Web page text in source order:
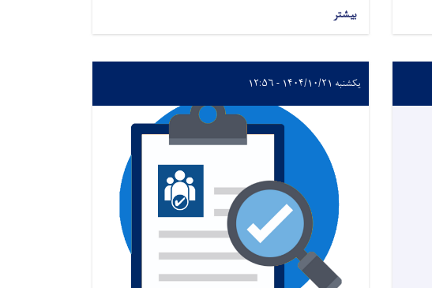
بیشتر
یکشنبه ۱۴۰۴/۱۰/۲۱ - ۱۲:۵۶